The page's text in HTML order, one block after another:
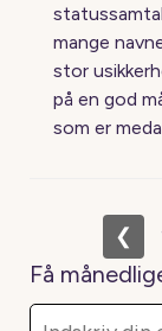
mange
stor
på en god
som er
❮
Få